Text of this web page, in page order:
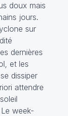
doux mais
jours.
sur
dernières
et les
dissiper
attendre
week-